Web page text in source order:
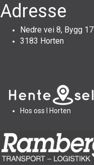
Adresse
Nedre vei 8, Bygg 17
3183 Horten
Hos oss I Horten